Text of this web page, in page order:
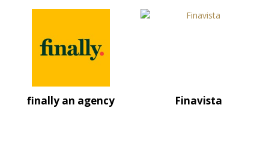
finally an agency Finavista